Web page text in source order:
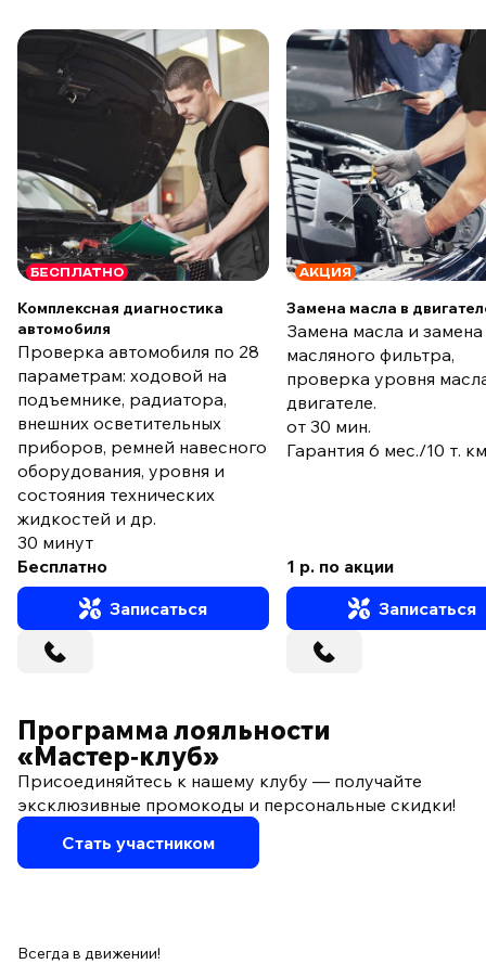
БЕСПЛАТНО
Комплексная диагностика
автомобиля
Проверка автомобиля по 28
параметрам: ходовой на
подъемнике, радиатора,
внешних осветительных
приборов, ремней навесного
оборудования, уровня и
состояния технических
жидкостей и др.
30 минут
Бесплатно
Записаться
АКЦИЯ
Замена масла в
Замена масла и замена
масляного фильтра,
проверка уровня
двигателе.
от 30 мин.
Гарантия 6 мес./10 т.
1 р. по акции
Записаться
Программа лояльности
«Мастер‑клуб»
Присоединяйтесь к нашему клубу — получайте
эксклюзивные промокоды и персональные скидки!
Стать участником
Всегда в движении!